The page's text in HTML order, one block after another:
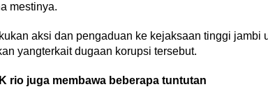
mestinya.
aksi dan pengaduan ke kejaksaan tinggi jambi
yangterkait dugaan korupsi tersebut.
rio juga membawa beberapa tuntutan